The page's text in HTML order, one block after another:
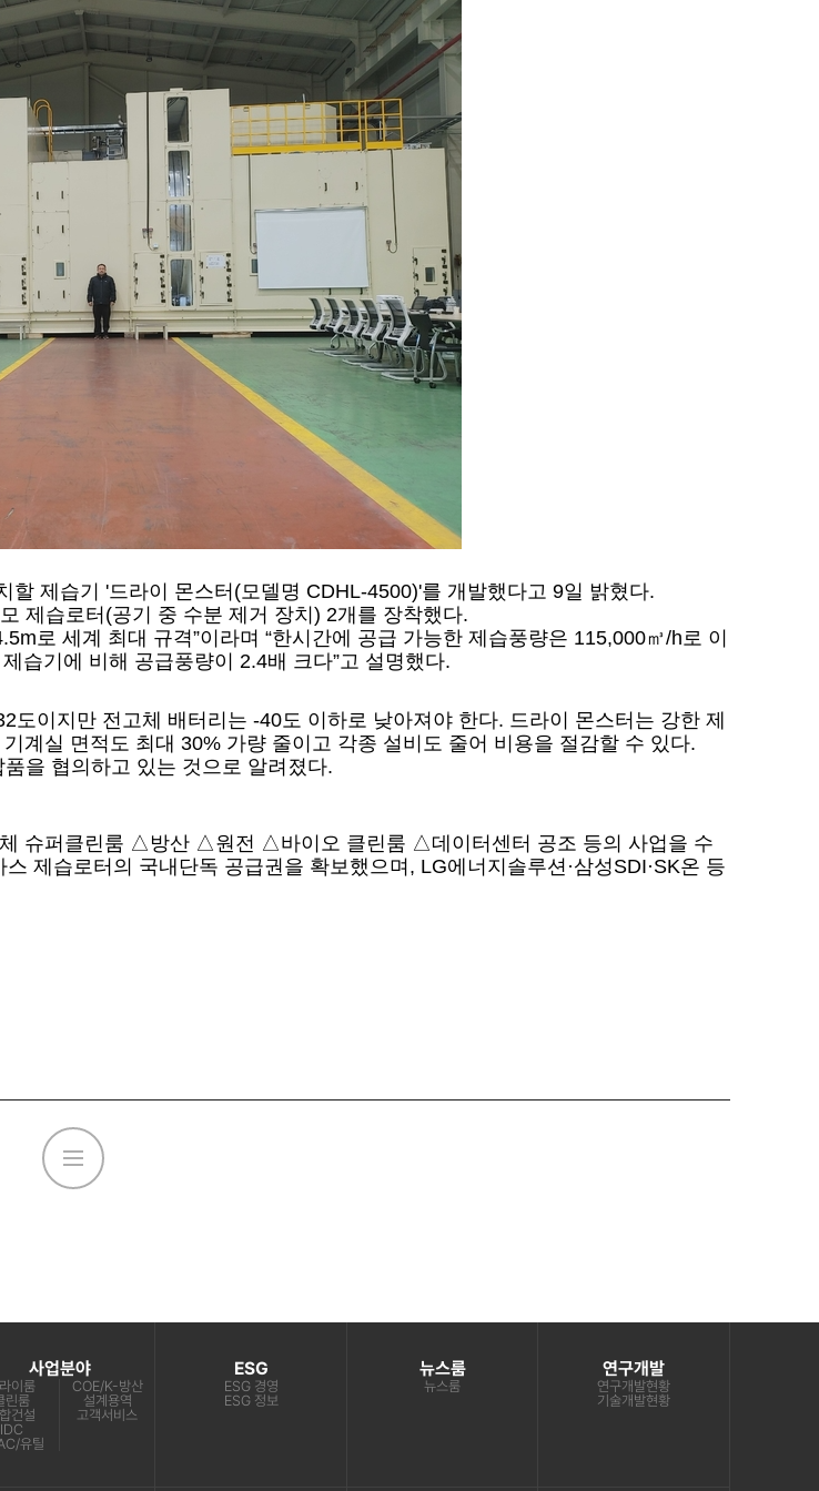
제습기 '드라이 몬스터(모델명 CDHL-4500)'를 개발했다고 9일 밝혔다.
제습로터(공기 중 수분 제거 장치) 2개를 장착했다.
로 세계 최대 규격”이라며 “한시간에 공급 가능한 제습풍량은 115,000㎥/h로 이
습기에 비해 공급풍량이 2.4배 크다”고 설명했다.
이지만 전고체 배터리는 -40도 이하로 낮아져야 한다. 드라이 몬스터는 강한 제
계실 면적도 최대 30% 가량 줄이고 각종 설비도 줄어 비용을 절감할 수 있다.
을 협의하고 있는 것으로 알려졌다.
슈퍼클린룸 △방산 △원전 △바이오 클린룸 △데이터센터 공조 등의 사업을 수
제습로터의 국내단독 공급권을 확보했으며, LG에너지솔루션·삼성SDI·SK온 등
사업분야
이룸
린룸
건설
IDC
유틸
COE/K-방산
설계용역
고객서비스
ESG
ESG 경영
ESG 정보
뉴스룸
뉴스룸
연구개발
연구개발현황
기술개발현황